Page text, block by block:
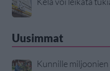
Uusimmat
Kunnille